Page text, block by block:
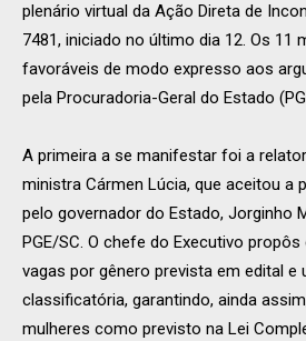
plenário virtual da Ação Direta de
7481, iniciado no último dia 12. Os 11
favoráveis de modo expresso aos
pela Procuradoria-Geral do Estado
A primeira a se manifestar foi a
ministra Cármen Lúcia, que aceitou a
pelo governador do Estado, Jorginho
PGE/SC. O chefe do Executivo
vagas por gênero prevista em edital e
classificatória, garantindo, ainda
mulheres como previsto na Lei